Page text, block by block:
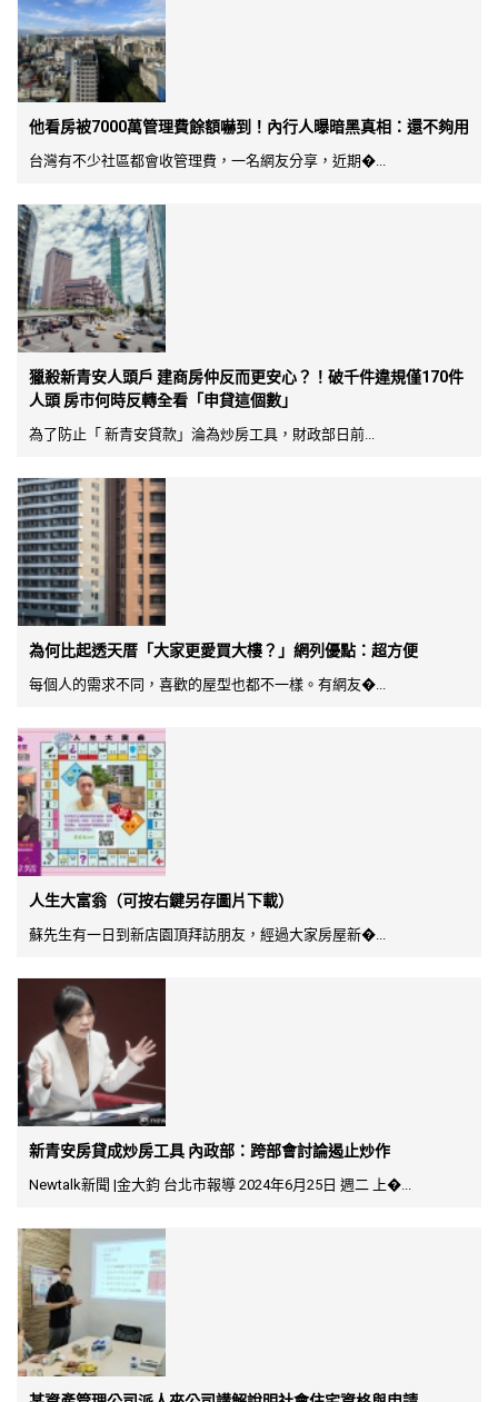
他看房被7000萬管理費餘額嚇到！內行人曝暗黑真相：還不夠用
台灣有不少社區都會收管理費，一名網友分享，近期�...
獵殺新青安人頭戶 建商房仲反而更安心？！破千件違規僅170件
人頭 房市何時反轉全看「申貸這個數」
為了防止「 新青安貸款」淪為炒房工具，財政部日前...
為何比起透天厝「大家更愛買大樓？」網列優點：超方便
每個人的需求不同，喜歡的屋型也都不一樣。有網友�...
人生大富翁（可按右鍵另存圖片下載）
蘇先生有一日到新店園頂拜訪朋友，經過大家房屋新�...
新青安房貸成炒房工具 內政部：跨部會討論遏止炒作
Newtalk新聞 |金大鈞 台北市報導 2024年6月25日 週二 上�...